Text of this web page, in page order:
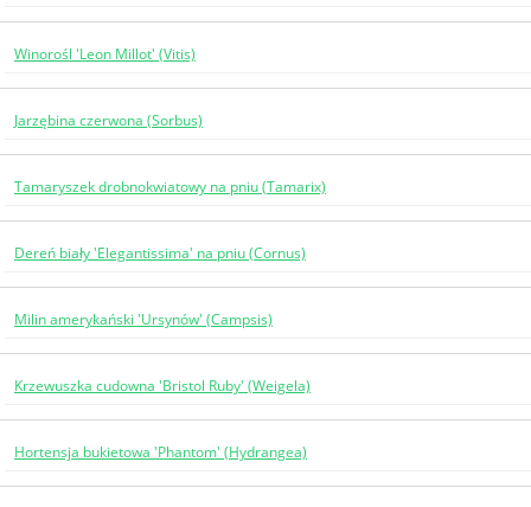
Winorośl 'Leon Millot' (Vitis)
Jarzębina czerwona (Sorbus)
Tamaryszek drobnokwiatowy na pniu (Tamarix)
Dereń biały 'Elegantissima' na pniu (Cornus)
Milin amerykański 'Ursynów' (Campsis)
Krzewuszka cudowna 'Bristol Ruby' (Weigela)
Hortensja bukietowa 'Phantom' (Hydrangea)